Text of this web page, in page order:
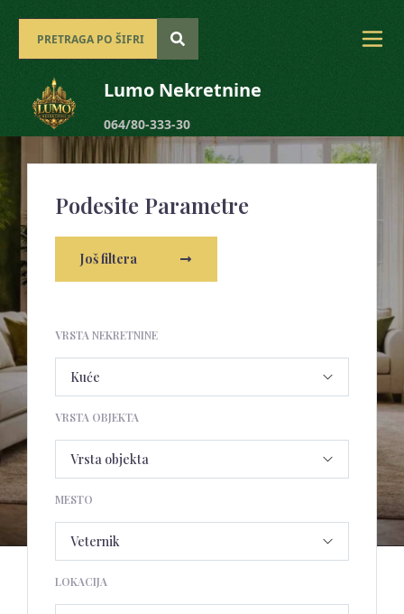
Lumo Nekretnine
064/80-333-30
Podesite Parametre
Još filtera
VRSTA NEKRETNINE
VRSTA OBJEKTA
MESTO
LOKACIJA